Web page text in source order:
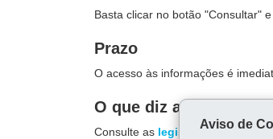
Basta clicar no botão "Consultar"
Prazo
O acesso às informações é
O que diz a lei
Consulte as legislações
Aviso de